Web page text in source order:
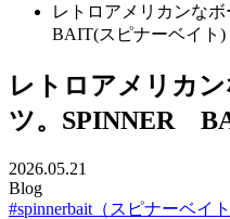
レトロアメリカンな
BAIT(スピナーベイト)
レトロアメリカ
ツ。SPINNER
2026.05.21
Blog
#spinnerbait（スピナーベイト